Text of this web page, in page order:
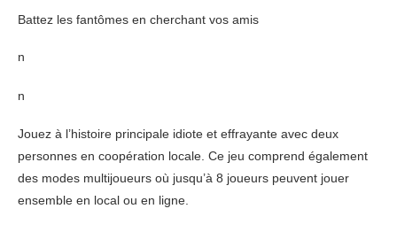
Battez les fantômes en cherchant vos amis
n
n
Jouez à l’histoire principale idiote et effrayante avec deux
personnes en coopération locale. Ce jeu comprend également
des modes multijoueurs où jusqu’à 8 joueurs peuvent jouer
ensemble en local ou en ligne.